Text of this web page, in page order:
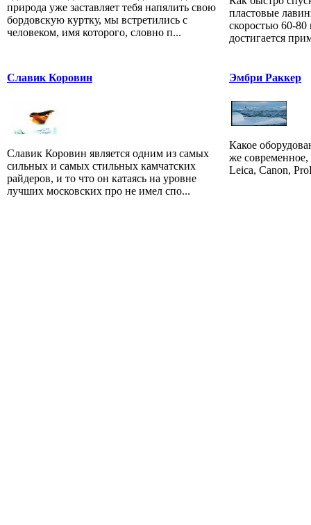
природа уже заставляет тебя напялить свою
бордовскую куртку, мы встретились с
человеком, имя которого, словно п...
пластовые
скоростью 60-80
достигается
Славик Коровин
Славик Коровин является одним из самых
сильных и самых стильных камчатских
райдеров, и то что он катаясь на уровне
лучших московских про не имел спо...
Эмбри Раккер
Какое
же
Leica, Canon,